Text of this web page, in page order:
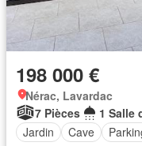
198 000 €
Nérac, Lavardac
7 Pièces
1 Salle
Jardin
Cave